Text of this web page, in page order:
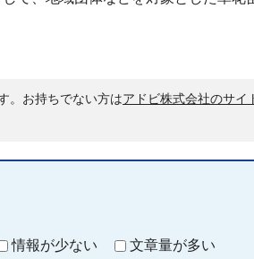
。お持ちでない方はアドビ株式会社のサイ
情報が少ない 文章量が多い